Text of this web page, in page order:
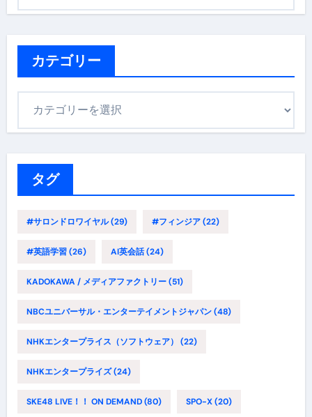
カテゴリー
タグ
#サロンドロワイヤル(29) #フィンジア(22)
#英語学習(26) AI英会話(24)
KADOKAWA / メディアファクトリー(51)
NBCユニバーサル・エンターテイメントジャパン(48)
NHKエンタープライス（ソフトウェア） (22)
NHKエンタープライズ(24)
SKE48 LIVE！！ ON DEMAND(80) SPO-X(20)